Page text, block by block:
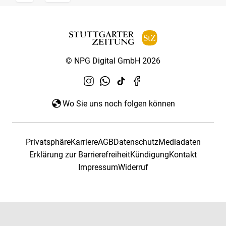
© NPG Digital GmbH 2026
Wo Sie uns noch folgen können
PrivatsphäreKarriereAGBDatenschutzMediadaten
Erklärung zur BarrierefreiheitKündigungKontakt
ImpressumWiderruf